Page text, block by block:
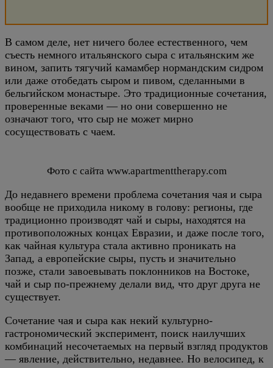
В самом деле, нет ничего более естественного, чем
съесть немного итальянского сыра с итальянским же
вином, запить тягучий камамбер нормандским сидром
или даже отобедать сыром и пивом, сделанными в
бельгийском монастыре. Это традиционные сочетания,
проверенные веками — но они совершенно не
означают того, что сыр не может мирно
сосуществовать с чаем.
Фото с сайта www.apartmenttherapy.com
До недавнего времени проблема сочетания чая и сыра
вообще не приходила никому в голову: регионы, где
традиционно производят чай и сыры, находятся на
противоположных концах Евразии, и даже после того,
как чайная культура стала активно проникать на
Запад, а европейские сыры, пусть и значительно
позже, стали завоевывать поклонников на Востоке,
чай и сыр по-прежнему делали вид, что друг друга не
существует.
Сочетание чая и сыра как некий культурно-
гастрономический эксперимент, поиск наилучших
комбинаций несочетаемых на первый взгляд продуктов
— явление, действительно, недавнее. Но велосипед, к